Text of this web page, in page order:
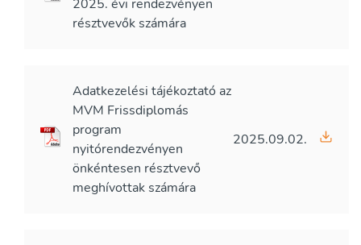
2025. évi rendezvényen
résztvevők számára
Adatkezelési tájékoztató az
MVM Frissdiplomás
program
nyitórendezvényen
önkéntesen résztvevő
meghívottak számára
2025.09.02.